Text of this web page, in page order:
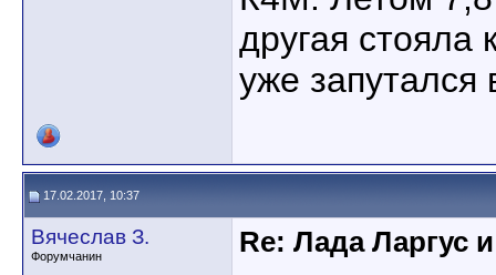
другая стояла
уже запутался
17.02.2017, 10:37
Вячеслав З.
Форумчанин
Re: Лада Ларгус